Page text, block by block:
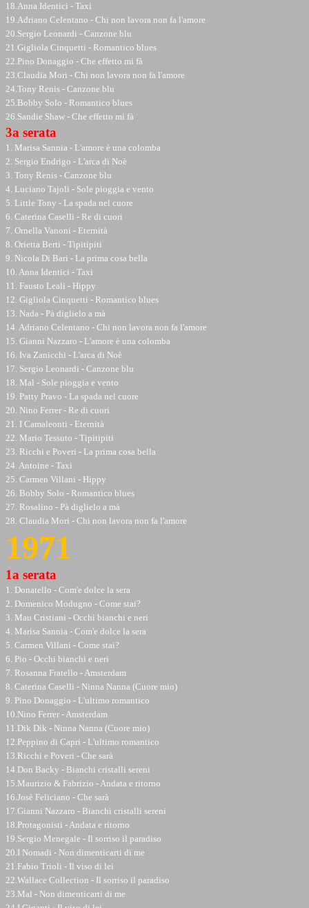
18.Anna Identici - Taxi
19.Adriano Celentano - Chi non lavora non fa l'amore
20.Sergio Leonardi - Canzone blu
21.Gigliola Cinquetti - Romantico blues
22.Pino Donaggio - Che effetto mi fà
23.Claudia Mori - Chi non lavora non fa l'amore
24.Tony Renis - Canzone blu
25.Bobby Solo - Romantico blues
26.Sandie Shaw - Che effetto mi fà
3a serata
1. Marisa Sannia - L'amore è una colomba
2. Sergio Endrigo - L'arca di Noè
3. Tony Renis - Canzone blu
4. Luciano Tajoli - Sole pioggia e vento
5. Little Tony - La spada nel cuore
6. Caterina Caselli - Re di cuori
7. Ornella Vanoni - Eternità
8. Orietta Berti - Tipitipiti
9. Nicola Di Bari - La prima cosa bella
10. Anna Identici - Taxi
11. Fausto Leali - Hippy
12. Gigliola Cinquetti - Romantico blues
13. Nada - Pà diglielo a mà
14. Adriano Celentano - Chi non lavora non fa l'amore
15. Gianni Nazzaro - L'amore è una colomba
16. Iva Zanicchi - L'arca di Noè
17. Sergio Leonardi - Canzone blu
18. Mal - Sole pioggia e vento
19. Patty Pravo - La spada nel cuore
20. Nino Ferrer - Re di cuori
21. I Camaleonti - Eternità
22. Mario Tessuto - Tipitipiti
23. Ricchi e Poveri - La prima cosa bella
24. Antoine - Taxi
25. Carmen Villani - Hippy
26. Bobby Solo - Romantico blues
27. Rosalino - Pà diglielo a mà
28. Claudia Mori - Chi non lavora non fa l'amore
1971
1a serata
1. Donatello - Com'e dolce la sera
2. Domenico Modugno - Come stai?
3. Mau Cristiani - Occhi bianchi e neri
4. Marisa Sannia - Com'e dolce la sera
5. Carmen Villani - Come stai?
6. Pio - Occhi bianchi e neri
7. Rosanna Fratello - Amsterdam
8. Caterina Caselli - Ninna Nanna (Cuore mio)
9. Pino Donaggio - L'ultimo romantico
10.Nino Ferrer - Amsterdam
11.Dik Dik - Ninna Nanna (Cuore mio)
12.Peppino di Capri - L'ultimo romantico
13.Ricchi e Poveri - Che sarà
14.Don Backy - Bianchi cristalli sereni
15.Maurizio & Fabrizio - Andata e ritorno
16.Josè Feliciano - Che sarà
17.Gianni Nazzaro - Bianchi cristalli sereni
18.Protagonisti - Andata e ritorno
19.Sergio Menegale - Il sorriso il paradiso
20.I Nomadi - Non dimenticarti di me
21.Fabio Trioli - Il viso di lei
22.Wallace Collection - Il sorriso il paradiso
23.Mal - Non dimenticarti di me